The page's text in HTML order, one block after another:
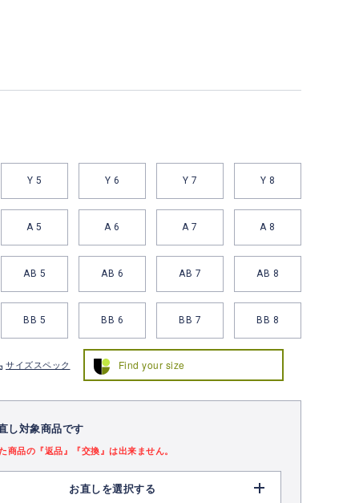
Y 5 Y 6 Y 7 Y 8
A 5 A 6 A 7 A 8
AB 5 AB 6 AB 7 AB 8
BB 5 BB 6 BB 7 BB 8
サイズスペック Find your size
し対象商品です
商品の『返品』『交換』は出来ません。
お直しを選択する